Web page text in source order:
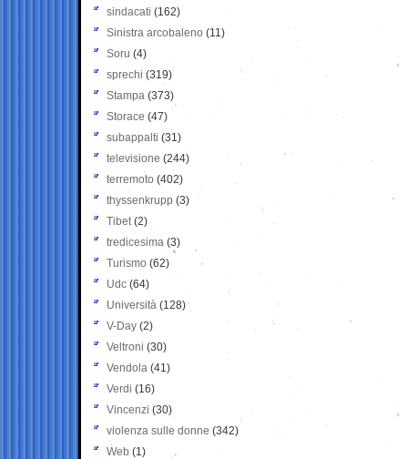
sindacati (162)
Sinistra arcobaleno (11)
Soru (4)
sprechi (319)
Stampa (373)
Storace (47)
subappalti (31)
televisione(244)
terremoto (402)
thyssenkrupp (3)
Tibet(2)
tredicesima (3)
Turismo (62)
Udc (64)
Università (128)
V-Day (2)
Veltroni (30)
Vendola (41)
Verdi (16)
Vincenzi (30)
violenza sulle donne (342)
Web (1)